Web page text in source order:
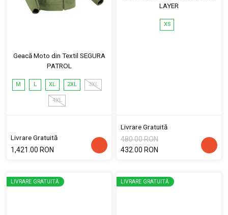
Geacă Moto din Textil SEGURA
PATROL
M L XL 2XL 3XL
4XL
Livrare Gratuită
1,421.00 RON
LAYER
XS
Livrare Gratuită
480.00 RON
432.00 RON
LIVRARE GRATUITĂ LIVRARE GRATUITĂ